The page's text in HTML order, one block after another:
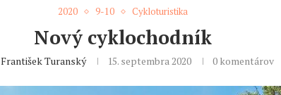
2020 9-10 Cykloturistika
Nový cyklochodník
František Turanský 15. septembra 2020 0 komentárov